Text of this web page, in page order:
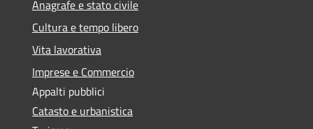
Anagrafe e stato civile
Cultura e tempo libero
Vita lavorativa
Imprese e Commercio
Appalti pubblici
Catasto e urbanistica